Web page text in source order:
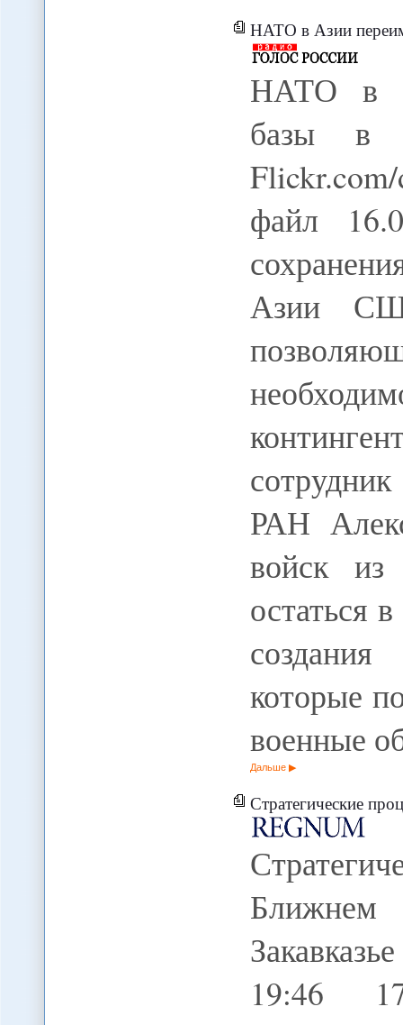
НАТО в Азии
НАТО в
базы в
файл
Азии
РАН
войск
остаться
которые
военные
Дальше
Стратегические процессы Запада на
19:46